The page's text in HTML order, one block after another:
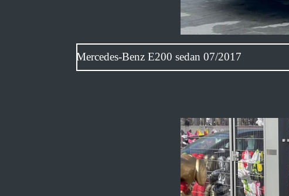
Mercedes-Benz E200